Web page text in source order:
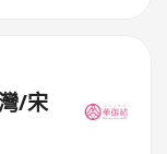
/宋